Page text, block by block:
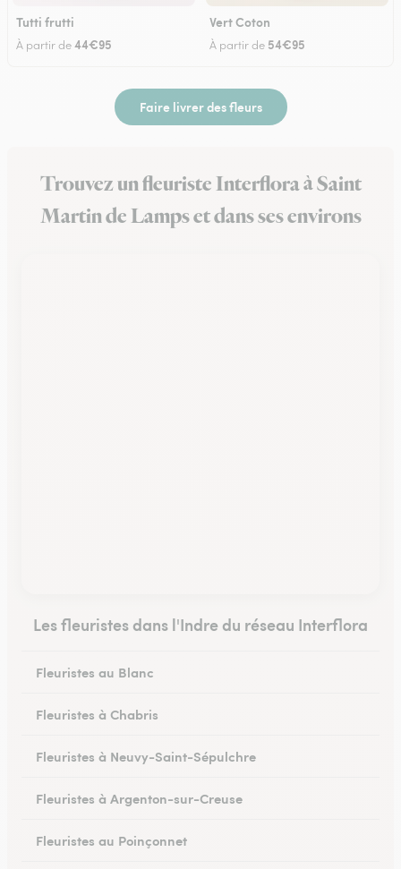
Tutti frutti
À partir de44€95
Vert Coton
À partir de 54€95
Faire livrer des fleurs
Trouvez un fleuriste Interflora à Saint
Martin de Lamps et dans ses environs
Les fleuristes dans l'Indre du réseau Interflora
Fleuristes au Blanc
Fleuristes à Chabris
Fleuristes à Neuvy-Saint-Sépulchre
Fleuristes à Argenton-sur-Creuse
Fleuristes au Poinçonnet